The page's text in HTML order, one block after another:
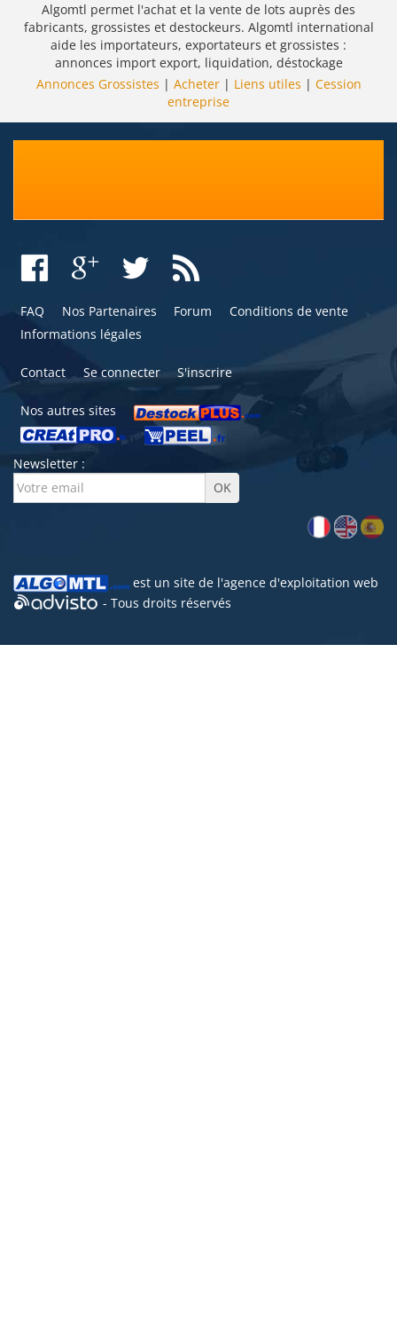
Algomtl permet l'achat et la vente de lots auprès des
fabricants, grossistes et destockeurs. Algomtl international
aide les importateurs, exportateurs et grossistes :
annonces import export, liquidation, déstockage
Annonces Grossistes | Acheter| Liens utiles | Cession
entreprise
FAQ Nos Partenaires Forum
Conditions de vente
Informations légales
Contact Se connecter S'inscrire
Nos autres sites
Newsletter :
est un site de l'agence d'exploitation web
- Tous droits réservés